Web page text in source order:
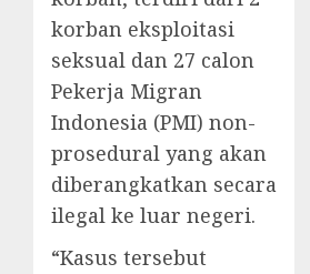
korban eksploitasi
seksual dan 27 calon
Pekerja Migran
Indonesia (PMI) non-
prosedural yang akan
diberangkatkan secara
ilegal ke luar negeri.
“Kasus tersebut